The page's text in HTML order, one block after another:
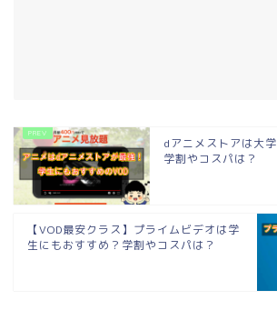
dアニメストアは大
学割やコスパは？
【VOD最安クラス】プライムビデオは学
生にもおすすめ？学割やコスパは？